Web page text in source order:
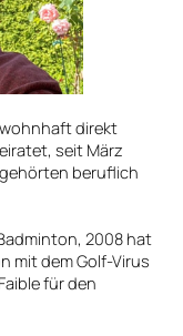
direkt
seit März
beruflich
2008 hat
mit dem Golf-Virus
für den